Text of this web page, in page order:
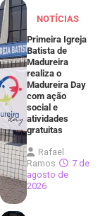
NOTÍCIAS
Primeira Igreja
Batista de
Madureira
realiza o
Madureira Day
com ação
social e
atividades
gratuitas
Rafael
Ramos
7 de
agosto de
2026